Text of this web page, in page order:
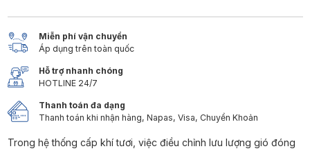
Miễn phí vận chuyển
Áp dụng trên toàn quốc
Hỗ trợ nhanh chóng
HOTLINE 24/7
Thanh toán đa dạng
Thanh toán khi nhận hàng, Napas, Visa, Chuyển Khoản
Trong hệ thống cấp khí tươi, việc điều chỉnh lưu lượng gió đóng